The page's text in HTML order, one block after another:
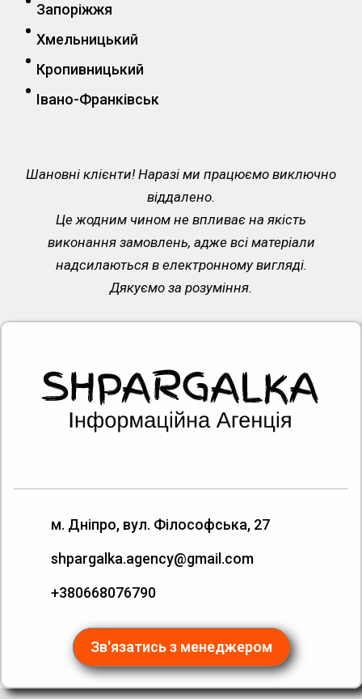
Запоріжжя
Хмельницький
Кропивницький
Івано-Франківськ
Шановні клієнти! Наразі ми працюємо виключно
віддалено.
Це жодним чином не впливає на якість
виконання замовлень, адже всі матеріали
надсилаються в електронному вигляді.
Дякуємо за розуміння.
м. Дніпро, вул. Філософська, 27
shpargalka.agency@gmail.com
+380668076790
Зв'язатись з менеджером